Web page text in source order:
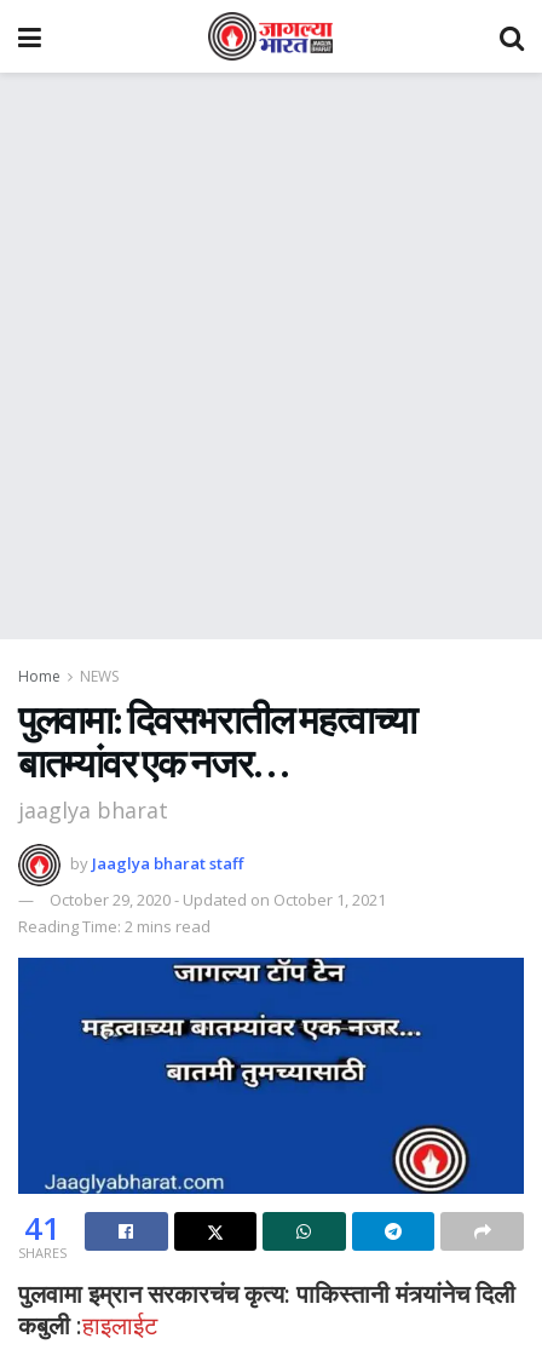
Home NEWS
पुलवामा: दिवसभरातील महत्वाच्या
बातम्यांवर एक नजर…
jaaglya bharat
by Jaaglya bharat staff
October 29, 2020 - Updated on October 1, 2021
Reading Time: 2 mins read
41
SHARES
पुलवामा इम्रान सरकारचंच कृत्य: पाकिस्तानी मंत्र्यांनेच दिली
कबुली:हाइलाईट